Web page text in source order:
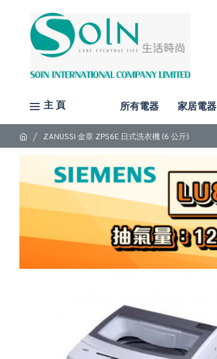
主 頁 所有電器 家居電器
ZANUSSI 金章 ZPS6E 日式洗衣機 (6 公斤)